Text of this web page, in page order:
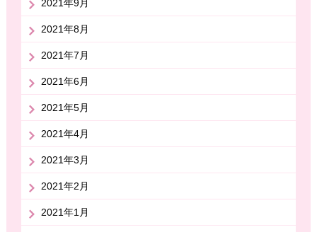
2021年9月
2021年8月
2021年7月
2021年6月
2021年5月
2021年4月
2021年3月
2021年2月
2021年1月